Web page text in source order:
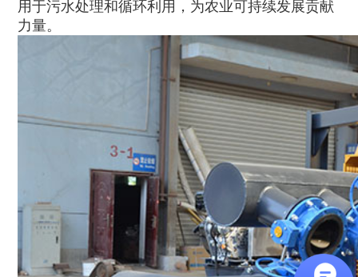
用于污水处理和循环利用，为农业可持续发展贡献
力量。